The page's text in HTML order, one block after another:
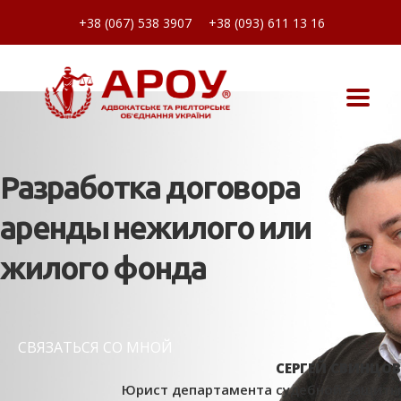
+38 (067) 538 3907 +38 (093) 611 13 16
Разработка договора
аренды нежилого или
жилого фонда
СВЯЗАТЬСЯ СО МНОЙ
СЕРГЕЙ СВИНЦОВ
Юрист департамента судебной защиты